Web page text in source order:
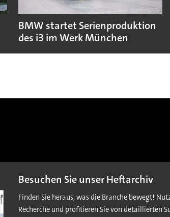
BMW startet Serienproduktion
des i3 im Werk München
Besuchen Sie unser Heftarchiv
Finden Sie heraus, was die Branche bewegt!
Recherche und profitieren Sie von detaillierten